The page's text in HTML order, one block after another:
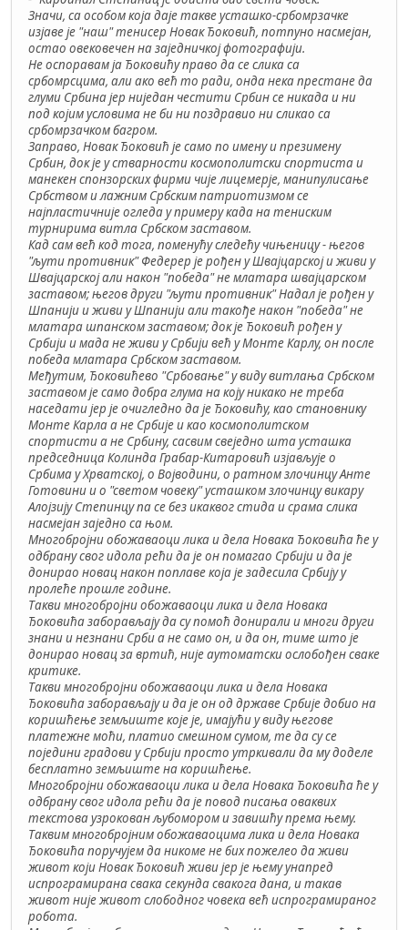
Значи, са особом која даје такве усташко-србомрзачке
изјаве је "наш" тенисер Новак Ђоковић, потпуно насмејан,
остао овековечен на заједничкој фотографији.
Не оспоравам ја Ђоковићу право да се слика са
србомрсцима, али ако већ то ради, онда нека престане да
глуми Србина јер ниједан честити Србин се никада и ни
под којим условима не би ни поздравио ни сликао са
србомрзачком багром.
Заправо, Новак Ђоковић је само по имену и презимену
Србин, док је у стварности космополитски спортиста и
манекен спонзорских фирми чије лицемерје, манипулисање
Србством и лажним Србским патриотизмом се
најпластичније огледа у примеру када на тениским
турнирима витла Србском заставом.
Кад сам већ код тога, поменућу следећу чињеницу - његов
"љути противник" Федерер је рођен у Швајцарској и живи у
Швајцарској али након "победа" не млатара швајцарском
заставом; његов други "љути противник" Надал је рођен у
Шпанији и живи у Шпанији али такође након "победа" не
млатара шпанском заставом; док је Ђоковић рођен у
Србији и мада не живи у Србији већ у Монте Карлу, он после
победа млатара Србском заставом.
Међутим, Ђоковићево "Србовање" у виду витлања Србском
заставом је само добра глума на коју никако не треба
наседати јер је очигледно да је Ђоковићу, као становнику
Монте Карла а не Србије и као космополитском
спортисти а не Србину, сасвим свеједно шта усташка
председница Колинда Грабар-Китаровић изјављује о
Србима у Хрватској, о Војводини, о ратном злочинцу Анте
Готовини и о "светом човеку" усташком злочинцу викару
Алојзију Степинцу па се без икаквог стида и срама слика
насмејан заједно са њом.
Многобројни обожаваоци лика и дела Новака Ђоковића ће у
одбрану свог идола рећи да је он помагао Србији и да је
донирао новац након поплаве која је задесила Србију у
пролеће прошле године.
Такви многобројни обожаваоци лика и дела Новака
Ђоковића заборављају да су помоћ донирали и многи други
знани и незнани Срби а не само он, и да он, тиме што је
донирао новац за вртић, није аутоматски ослобођен сваке
критике.
Такви многобројни обожаваоци лика и дела Новака
Ђоковића заборављају и да је он од државе Србије добио на
коришћење земљиште које је, имајући у виду његове
платежне моћи, платио смешном сумом, те да су се
поједини градови у Србији просто утркивали да му доделе
бесплатно земљиште на коришћење.
Многобројни обожаваоци лика и дела Новака Ђоковића ће у
одбрану свог идола рећи да је повод писања оваквих
текстова узрокован љубомором и завишћу према њему.
Таквим многобројним обожаваоцима лика и дела Новака
Ђоковића поручујем да никоме не бих пожелео да живи
живот који Новак Ђоковић живи јер је њему унапред
испрограмирана свака секунда свакога дана, и такав
живот није живот слободног човека већ испрограмираног
робота.